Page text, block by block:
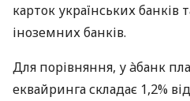
карток українських банків
іноземних банків.
Для порівняння, у àбанк
еквайринга складає 1,2%